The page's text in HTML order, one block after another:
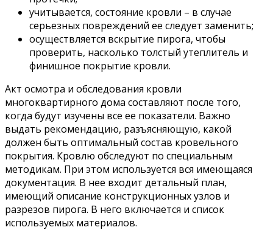
учитывается, состояние кровли – в случае
серьезных повреждений ее следует заменить;
осуществляется вскрытие пирога, чтобы
проверить, насколько толстый утеплитель и
финишное покрытие кровли.
Акт осмотра и обследования кровли
многоквартирного дома составляют после того,
когда будут изучены все ее показатели. Важно
выдать рекомендацию, разъясняющую, какой
должен быть оптимальный состав кровельного
покрытия. Кровлю обследуют по специальным
методикам. При этом используется вся имеющаяся
документация. В нее входит детальный план,
имеющий описание конструкционных узлов и
разрезов пирога. В него включается и список
используемых материалов.